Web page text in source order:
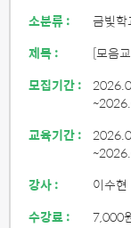
소분류 :
금빛학
제목 :
[모음
모집기간 :
교육기간 :
강사 :
이수현
수강료 :
7,000